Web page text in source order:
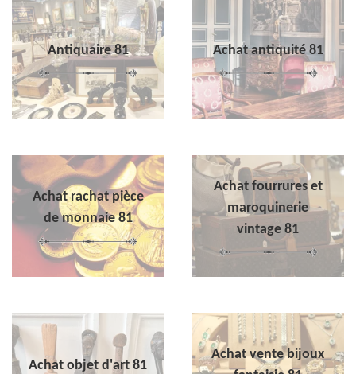
Antiquaire 81 Achat antiquité 81
Achat rachat pièce
de monnaie 81
Achat fourrures et
maroquinerie
vintage 81
Achat objet d'art 81
Achat vente bijoux